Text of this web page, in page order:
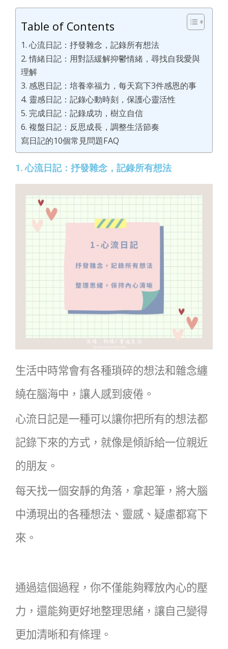
Table of Contents
1. 心流日記：抒發雜念，記錄所有想法
2. 情緒日記：用對話緩解抑鬱情緒，尋找自我愛與
理解
3. 感恩日記：培養幸福力，每天寫下3件感恩的事
4. 靈感日記：記錄心動時刻，保護心靈活性
5. 完成日記：記錄成功，樹立自信
6. 複盤日記：反思成長，調整生活節奏
寫日記的10個常見問題FAQ
1. 心流日記：抒發雜念，記錄所有想法
生活中時常會有各種瑣碎的想法和雜念纏
繞在腦海中，讓人感到疲倦。
心流日記是一種可以讓你把所有的想法都
記錄下來的方式，就像是傾訴給一位親近
的朋友。
每天找一個安靜的角落，拿起筆，將大腦
中湧現出的各種想法、靈感、疑慮都寫下
來。
通過這個過程，你不僅能夠釋放內心的壓
力，還能夠更好地整理思緒，讓自己變得
更加清晰和有條理。